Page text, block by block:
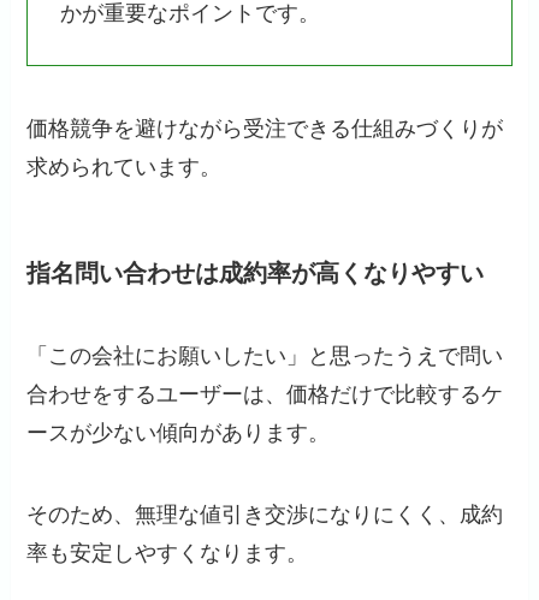
かが重要なポイントです。
価格競争を避けながら受注できる仕組みづくりが
求められています。
指名問い合わせは成約率が高くなりやすい
「この会社にお願いしたい」と思ったうえで問い
合わせをするユーザーは、価格だけで比較するケ
ースが少ない傾向があります。
そのため、無理な値引き交渉になりにくく、成約
率も安定しやすくなります。